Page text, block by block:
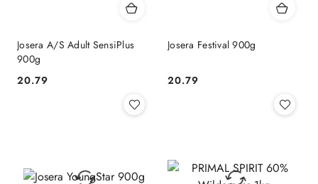
Josera A/S Adult SensiPlus
900g
Cena:
20.79
Josera Festival 900g
Cena:
20.79